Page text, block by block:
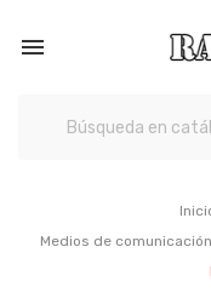

Medios de